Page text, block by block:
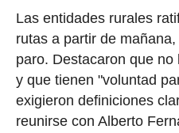
Las entidades rurales
rutas a partir de
paro. Destacaron que
y que tienen "voluntad
exigieron definiciones
reunirse con Alberto